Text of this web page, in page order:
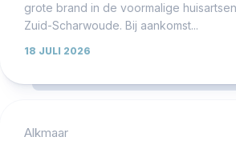
grote brand in de voormalige
Zuid-Scharwoude. Bij aankomst...
18 JULI 2026
Alkmaar